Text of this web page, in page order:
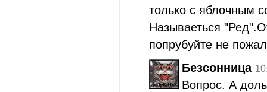
только с яблочным
Называеться
попрубуйте не
Безсонница
Вопрос. А